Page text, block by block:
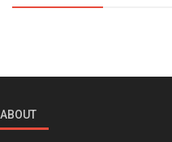
ABOUT